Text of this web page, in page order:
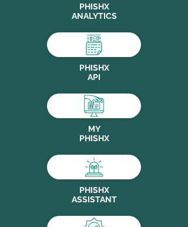
PHISHX
ANALYTICS
PHISHX
API
MY
PHISHX
PHISHX
ASSISTANT